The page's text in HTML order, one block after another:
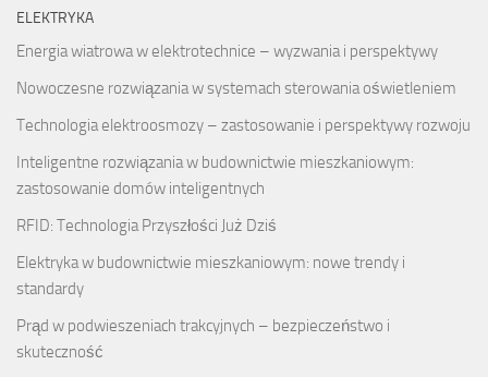
ELEKTRYKA
Energia wiatrowa w elektrotechnice – wyzwania i perspektywy
Nowoczesne rozwiązania w systemach sterowania oświetleniem
Technologia elektroosmozy – zastosowanie i perspektywy rozwoju
Inteligentne rozwiązania w budownictwie mieszkaniowym:
zastosowanie domów inteligentnych
RFID: Technologia Przyszłości Już Dziś
Elektryka w budownictwie mieszkaniowym: nowe trendy i
standardy
Prąd w podwieszeniach trakcyjnych – bezpieczeństwo i
skuteczność